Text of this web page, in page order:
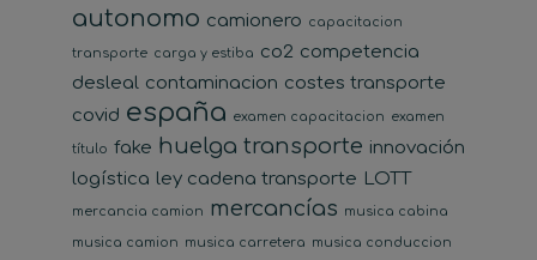
autonomo camionero capacitacion
transporte carga y estiba co2 competencia
desleal contaminacion costes transporte
covid españa examen capacitacion examen
título fake huelga transporte innovación
logística ley cadena transporte LOTT
mercancia camion mercancías musica cabina
musica camion musica carretera musica conduccion